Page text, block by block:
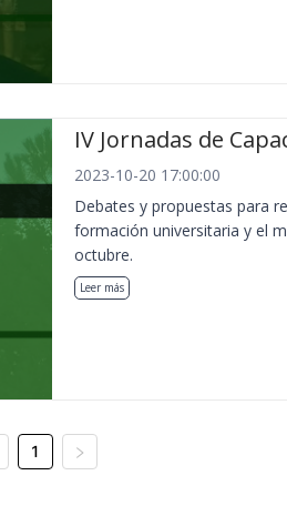
IV Jornadas de
2023-10-20 17:00:00
Debates y propuestas para
formación universitaria y el
octubre.
Leer más
1